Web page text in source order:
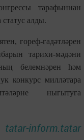
тарафыннан
алды.
гореф-гадәтләрен
тарихи-мәдәни
белемнәрен һәм
конкурс милләтара
ныгытуга
tatar-inform.tatar